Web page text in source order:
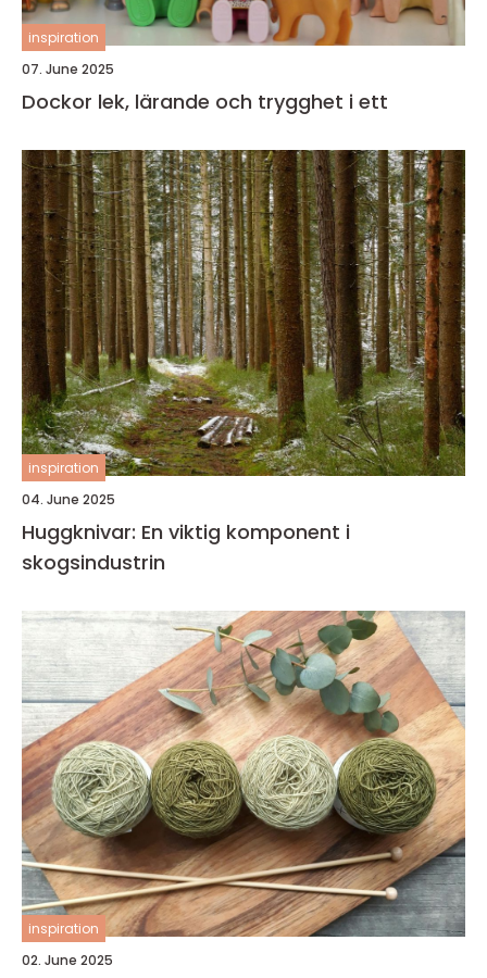
inspiration
07. June 2025
Dockor lek, lärande och trygghet i ett
inspiration
04. June 2025
Huggknivar: En viktig komponent i
skogsindustrin
inspiration
02. June 2025